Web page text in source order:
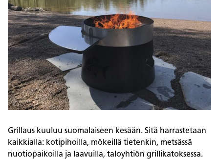
Grillaus kuuluu suomalaiseen kesään. Sitä harrastetaan
kaikkialla: kotipihoilla, mökeillä tietenkin, metsässä
nuotiopaikoilla ja laavuilla, taloyhtiön grillikatoksessa.